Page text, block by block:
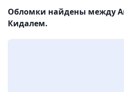
Обломки найдены между
Кидалем.